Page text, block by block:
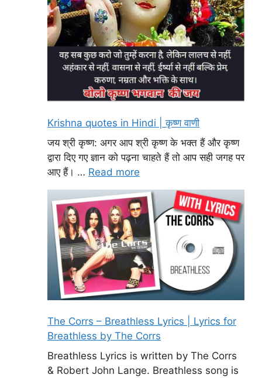
Krishna quotes in Hindi | कृष्ण वाणी
जय श्री कृष्ण: अगर आप श्री कृष्ण के भक्त हैं और कृष्ण
द्वारा दिए गए ज्ञान को पढ़ना चाहते हैं तो आप सही जगह पर
आए हैं। … Read more
The Corrs – Breathless Lyrics | Lyrics for
Breathless by The Corrs
Breathless Lyrics is written by The Corrs
& Robert John Lange. Breathless song is